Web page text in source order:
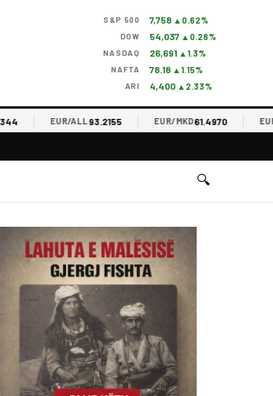
S&P 500 7,758 ▲0.62%
DOW 54,037 ▲0.28%
NASDAQ 26,691 ▲1.3%
NAFTA 78.18 ▲1.15%
ARI 4,400 ▲2.33%
EUR/ALL93.2155 EUR/MKD61.4970 EUR/
🔍